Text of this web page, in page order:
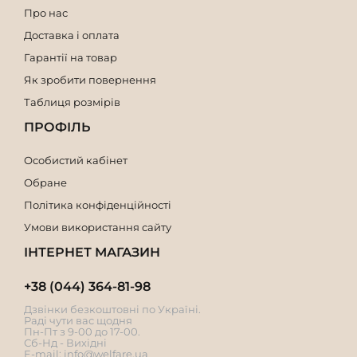
Жіночі сумки висотою 11 см
Жіночі сумки висотою 10 см
Про нас
Доставка і оплата
Гарантії на товар
Як зробити повернення
Таблиця розмірів
ПРОФІЛЬ
Особистий кабінет
Обране
Політика конфіденційності
Умови використання сайту
ІНТЕРНЕТ МАГАЗИН
+38 (044) 364-81-98
Дзвінки безкоштовні по Україні.
Раді чути вас щодня
Пн-Пт з 9-00 до 17-00.
Сб-Нд - Вихідні
E-mail: info@welfare.ua